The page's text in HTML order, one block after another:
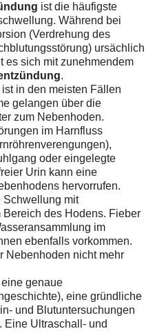
ist die häufigste
Während bei
(Verdrehung des
ursächlich
es sich mit zunehmendem
.
in den meisten Fällen
gelangen über die
zum Nebenhoden.
im Harnfluss
oder eingelegte
Urin kann eine
hervorrufen.
Schwellung mit
des Hodens. Fieber
im
ebenfalls vorkommen.
Nebenhoden nicht mehr
genaue
eine gründliche
und Blutuntersuchungen
Eine Ultraschall- und